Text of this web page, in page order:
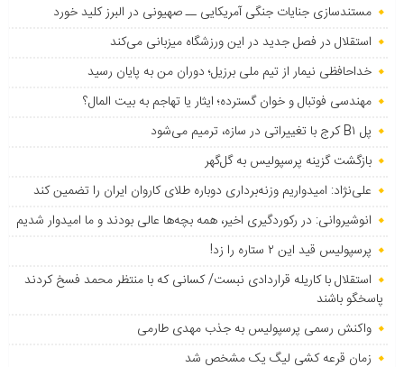
مستندسازی جنایات جنگی آمریکایی ــ صهیونی در البرز کلید خورد
استقلال در فصل جدید در این ورزشگاه میزبانی می‌کند
خداحافظی نیمار از تیم ملی برزیل؛ دوران من به پایان رسید
مهندسی فوتبال و خوان گسترده؛ ایثار یا تهاجم به بیت المال؟
پل B۱ کرج با تغییراتی در سازه، ترمیم می‌شود
بازگشت گزینه پرسپولیس به ‌گل‌گهر
علی‌نژاد: امیدواریم وزنه‌برداری دوباره طلای کاروان ایران را تضمین کند
انوشیروانی: در رکوردگیری اخیر، همه بچه‌ها عالی بودند و ما امیدوار شدیم
پرسپولیس قید این ۲ ستاره را زد!
استقلال با کاریله قراردادی نبست/ کسانی که با منتظر محمد فسخ کردند
پاسخگو باشند
واکنش رسمی پرسپولیس به جذب مهدی طارمی
زمان قرعه کشی لیگ یک مشخص شد